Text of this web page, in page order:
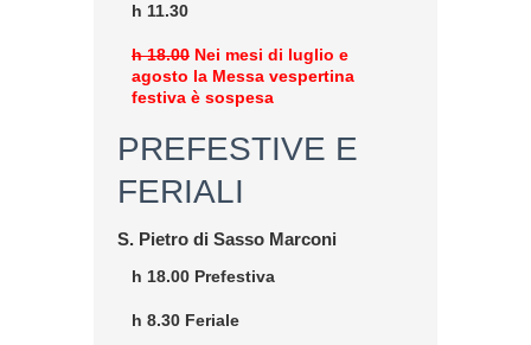
h 11.30
h 18.00 Nei mesi di luglio e
agosto la Messa vespertina
festiva è sospesa
PREFESTIVE E
FERIALI
S. Pietro di Sasso Marconi
h 18.00 Prefestiva
h 8.30 Feriale